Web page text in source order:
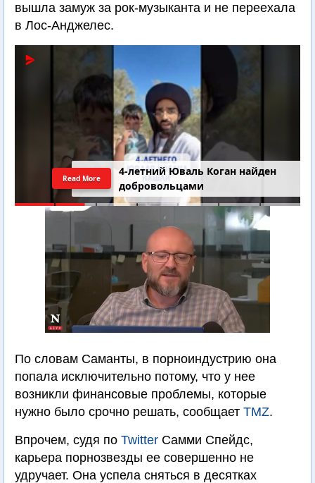
вышла замуж за рок-музыканта и не переехала
в Лос-Анджелес.
4-летний Юваль Коган найден
добровольцами
Read More
По словам Саманты, в порноиндустрию она
попала исключительно потому, что у нее
возникли финансовые проблемы, которые
нужно было срочно решать, сообщает TMZ.
Впрочем, судя по Twitter Самми Спейдс,
карьера порнозвезды ее совершенно не
удручает. Она успела сняться в десятках